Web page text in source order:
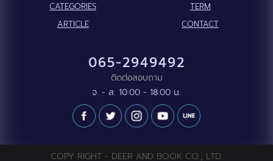
CATEGORIES
TERM
ARTICLE
CONTACT
065-2949492
ติดต่อสอบถาม
จ. - ส. 10:00 - 18:00 น.
COPY RIGHT - DEER AND BOOK CO., LTD.